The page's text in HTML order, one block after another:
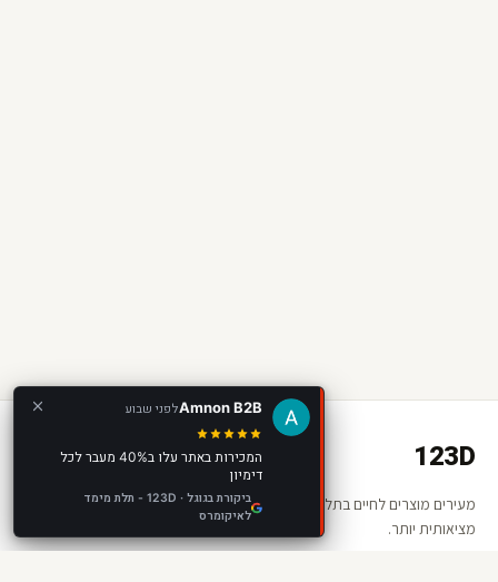
123D
מעירים מוצרים לחיים בתלת מימד ומציאות רבודה. החנות שלכם —
מציאותית יותר.
Amnon B2Bלפני שבוע
המכירות באתר עלו ב40% מעבר לכל
דימיון
ביקורת בגוגל · 123D - תלת מימד
לאיקומרס